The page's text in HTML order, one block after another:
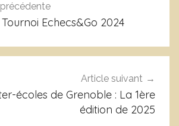
Echecs&Go 2024
Article suivant
écoles de Grenoble : La 1ère
édition de 2025